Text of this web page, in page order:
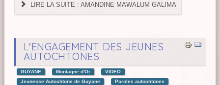
LIRE LA SUITE : AMANDINE MAWALUM GALIMA
L'ENGAGEMENT DES JEUNES
AUTOCHTONES
GUYANE Montagne d'Or
VIDEO
Jeunesse Autochtone de Guyane
Paroles autochtones